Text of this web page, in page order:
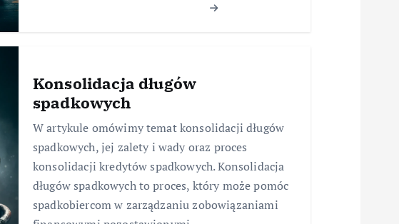
Konsolidacja długów
spadkowych
W artykule omówimy temat konsolidacji długów
spadkowych, jej zalety i wady oraz proces
konsolidacji kredytów spadkowych. Konsolidacja
długów spadkowych to proces, który może pomóc
spadkobiercom w zarządzaniu zobowiązaniami